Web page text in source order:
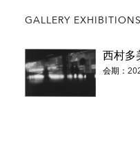
GALLERY EXHIBITIONS
西村多
会期：